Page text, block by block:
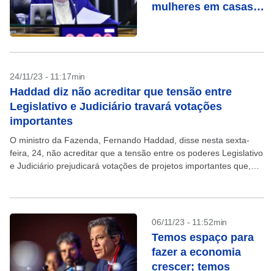
mulheres em casas
24/11/23 - 11:17min
Haddad diz não acreditar que tensão entre
Legislativo e Judiciário travará votações
importantes
O ministro da Fazenda, Fernando Haddad, disse nesta sexta-
feira, 24, não acreditar que a tensão entre os poderes Legislativo
e Judiciário prejudicará votações de projetos importantes que,
06/11/23 - 11:52min
Temos espaço para
fazer a economia
crescer; temos